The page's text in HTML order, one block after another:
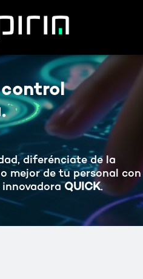
diferénciate de la
mejor de tu personal con
innovadoraQUICK.